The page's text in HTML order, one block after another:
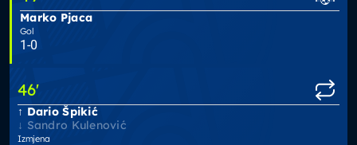
Marko Pjaca
Gol
1-0
46'
Dario Špikić
Sandro Kulenović
Izmjena